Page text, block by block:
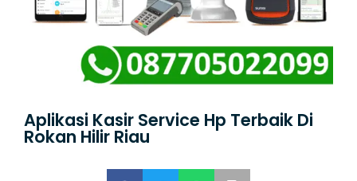
Aplikasi Kasir Service Hp Terbaik Di
Rokan Hilir Riau